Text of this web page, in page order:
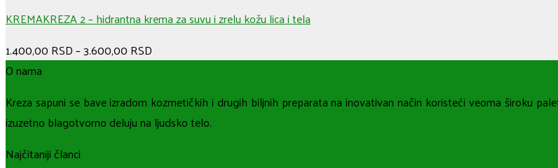
KREMAKREZA 2 – hidrantna krema za suvu i zrelu kožu lica i tela
1.400,00 RSD–3.600,00 RSD
O nama
Kreza sapuni se bave izradom kozmetičkih i drugih biljnih preparata na inovativan način koristeći veoma široku
izuzetno blagotvorno deluju na ljudsko telo.
Najčitaniji članci